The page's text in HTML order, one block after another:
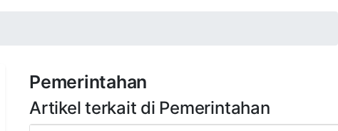
Pemerintahan
Artikel terkait di Pemerintahan